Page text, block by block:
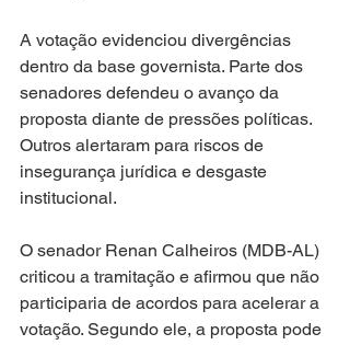
A votação evidenciou divergências
dentro da base governista. Parte dos
senadores defendeu o avanço da
proposta diante de pressões políticas.
Outros alertaram para riscos de
insegurança jurídica e desgaste
institucional.
O senador Renan Calheiros (MDB-AL)
criticou a tramitação e afirmou que não
participaria de acordos para acelerar a
votação. Segundo ele, a proposta pode